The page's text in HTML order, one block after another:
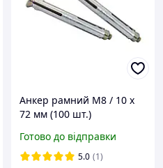
Анкер рамний M8 / 10 х
72 мм (100 шт.)
Готово до відправки
5.0 (1)